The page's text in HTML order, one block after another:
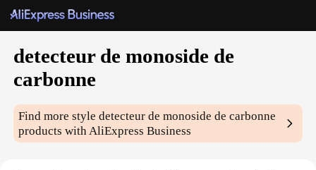
detecteur de monoside de
carbonne
Find more styledetecteur de monoside de carbonne
products with AliExpress Business